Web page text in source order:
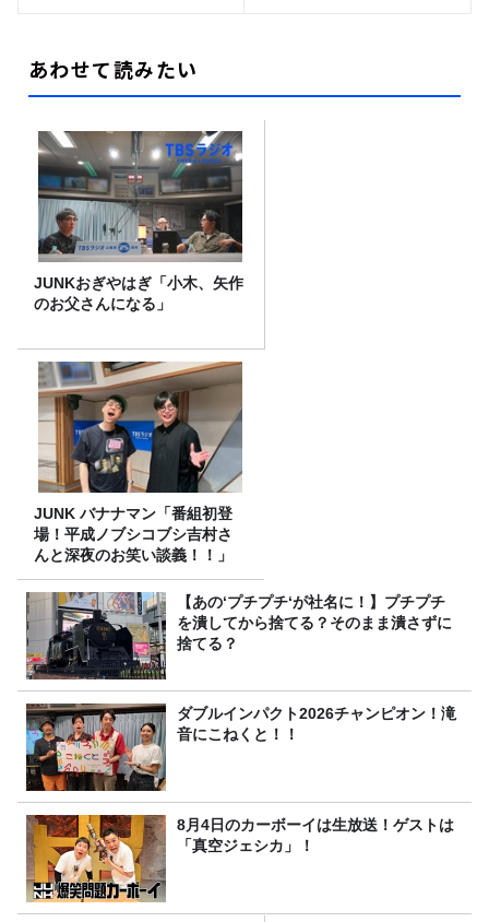
あわせて読みたい
JUNKおぎやはぎ「小木、矢作
のお父さんになる」
JUNK バナナマン「番組初登
場！平成ノブシコブシ吉村さ
んと深夜のお笑い談義！！」
【あの‘プチプチ‘が社名に！】プチプチ
を潰してから捨てる？そのまま潰さずに
捨てる？
ダブルインパクト2026チャンピオン！滝
音にこねくと！！
8月4日のカーボーイは生放送！ゲストは
「真空ジェシカ」！